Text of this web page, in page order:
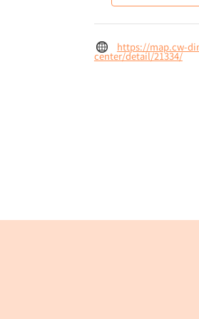
https://map.cw-
center/detail/21334/